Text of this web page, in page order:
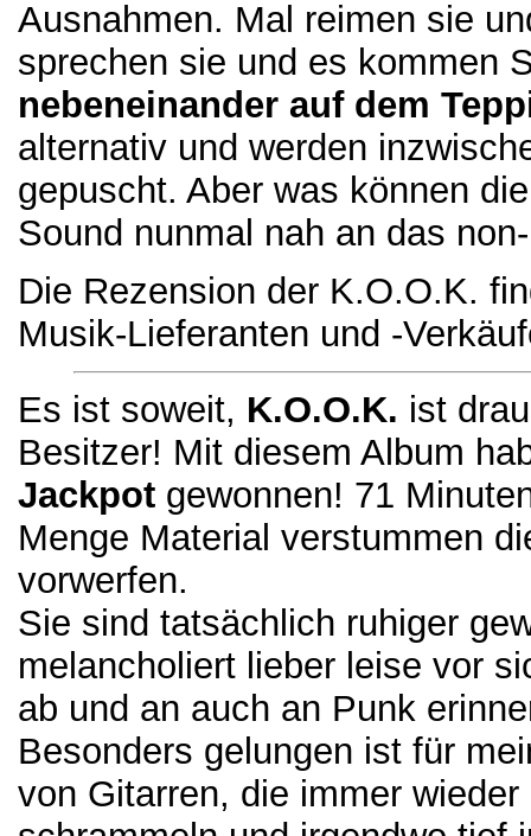
Ausnahmen. Mal reimen sie
sprechen sie und es kommen
nebeneinander auf dem
alternativ und werden
gepuscht. Aber was können
Sound nunmal nah an das
Die Rezension der K.O.O.K.
Musik-Lieferanten und -
Es ist soweit, K.O.O.K. ist
Besitzer! Mit diesem Album
Jackpot gewonnen! 71
Menge Material verstummen
vorwerfen.
Sie sind tatsächlich ruhiger
melancholiert lieber leise vor
ab und an auch an Punk
Besonders gelungen ist für
von Gitarren, die immer